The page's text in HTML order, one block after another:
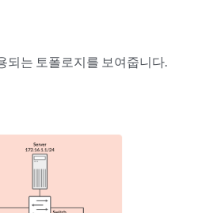
되는 토폴로지를 보여줍니다.